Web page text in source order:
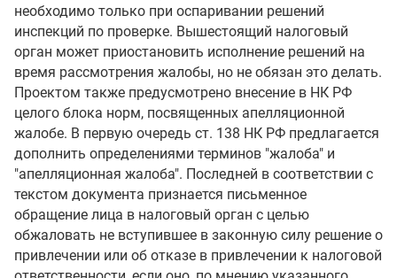
необходимо только при оспаривании решений
инспекций по проверке. Вышестоящий налоговый
орган может приостановить исполнение решений на
время рассмотрения жалобы, но не обязан это делать.
Проектом также предусмотрено внесение в НК РФ
целого блока норм, посвященных апелляционной
жалобе. В первую очередь ст. 138 НК РФ предлагается
дополнить определениями терминов "жалоба" и
"апелляционная жалоба". Последней в соответствии с
текстом документа признается письменное
обращение лица в налоговый орган с целью
обжаловать не вступившее в законную силу решение о
привлечении или об отказе в привлечении к налоговой